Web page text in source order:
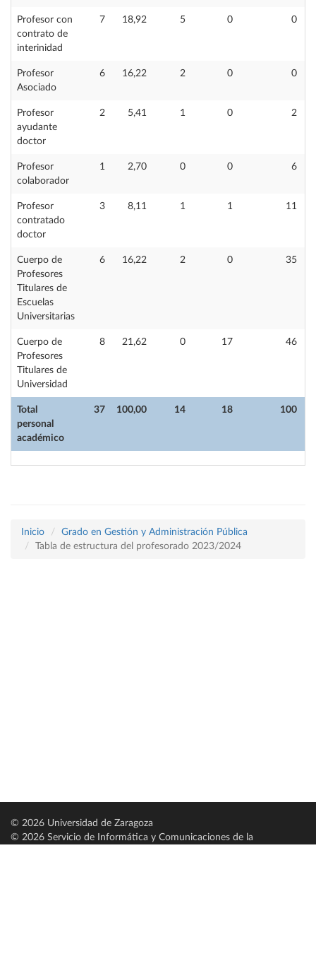
Total
personal
académico
37 100,00 14 18 100
Profesor con
contrato de
interinidad
7 18,92 5 0 0
Profesor
Asociado
6 16,22 2 0 0
Profesor
ayudante
doctor
2 5,41 1 0 2
Profesor
colaborador
1 2,70 0 0 6
Profesor
contratado
doctor
3 8,11 1 1 11
Cuerpo de
Profesores
Titulares de
Escuelas
Universitarias
6 16,22 2 0 35
Cuerpo de
Profesores
Titulares de
Universidad
8 21,62 0 17 46
Inicio
Grado en Gestión y Administración Pública
Tabla de estructura del profesorado 2023/2024
© 2026 Universidad de Zaragoza
© 2026 Servicio de Informática y Comunicaciones de la